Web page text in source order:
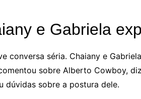
e Gabriela
conversa séria. Chaiany e
sobre Alberto Cowboy,
dúvidas sobre a postura dele.